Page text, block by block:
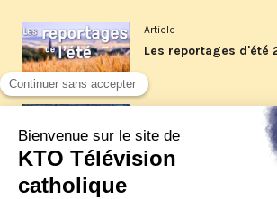
Article
Les reportages d'été
La visite pastorale du
XIV à Assise à suivre
jeudi 6 août